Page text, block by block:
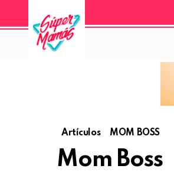
Artículos MOM BOSS
Mom Boss